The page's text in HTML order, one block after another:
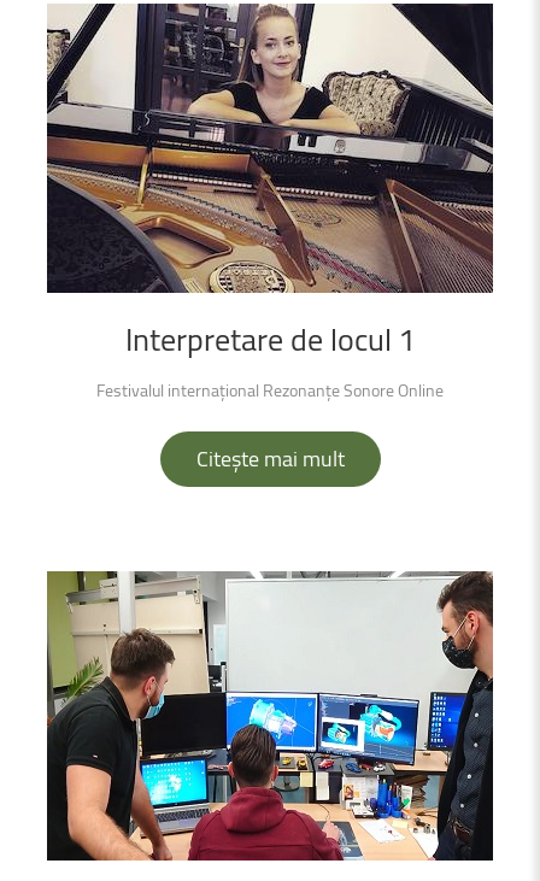
Interpretare de locul 1
Festivalul internațional Rezonanțe Sonore Online
Citește mai mult